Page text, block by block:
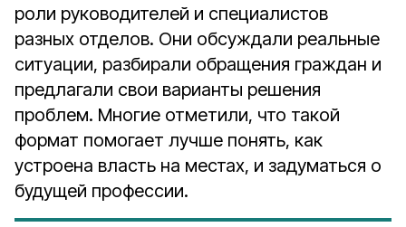
роли руководителей и специалистов
разных отделов. Они обсуждали реальные
ситуации, разбирали обращения граждан и
предлагали свои варианты решения
проблем. Многие отметили, что такой
формат помогает лучше понять, как
устроена власть на местах, и задуматься о
будущей профессии.